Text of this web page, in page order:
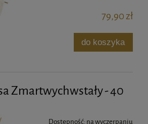
79,90 zł
do koszyka
Zmartwychwstały - 40
Dostępność: na wyczerpaniu